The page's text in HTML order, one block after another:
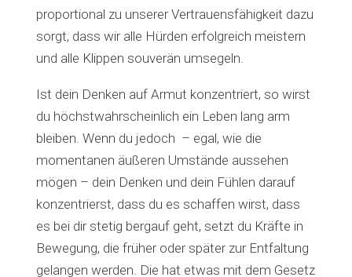
proportional zu unserer Vertrauensfähigkeit dazu
sorgt, dass wir alle Hürden erfolgreich meistern
und alle Klippen souverän umsegeln.
Ist dein Denken auf Armut konzentriert, so wirst
du höchstwahrscheinlich ein Leben lang arm
bleiben. Wenn du jedoch – egal, wie die
momentanen äußeren Umstände aussehen
mögen – dein Denken und dein Fühlen darauf
konzentrierst, dass du es schaffen wirst, dass
es bei dir stetig bergauf geht, setzt du Kräfte in
Bewegung, die früher oder später zur Entfaltung
gelangen werden. Die hat etwas mit dem Gesetz